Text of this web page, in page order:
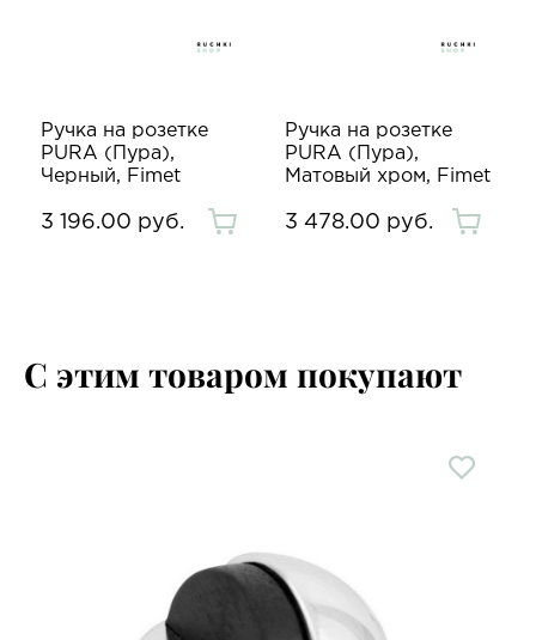
Ручка на розетке
PURA (Пура),
Черный, Fimet
3 196.00 руб.
Ручка на розетке
PURA (Пура),
Матовый хром, Fimet
3 478.00 руб.
С этим товаром покупают